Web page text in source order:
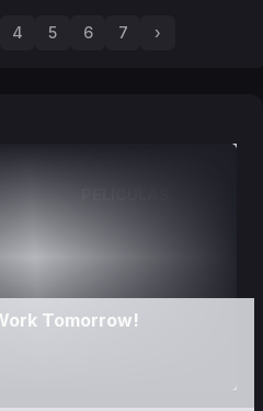
4 5 6 7 ›
Tomorrow!